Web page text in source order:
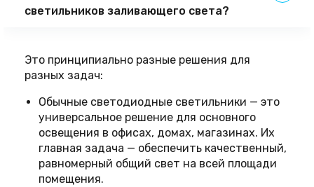
светильников заливающего света?
Это принципиально разные решения для
разных задач:
Обычные светодиодные светильники — это
универсальное решение для основного
освещения в офисах, домах, магазинах. Их
главная задача — обеспечить качественный,
равномерный общий свет на всей площади
помещения.